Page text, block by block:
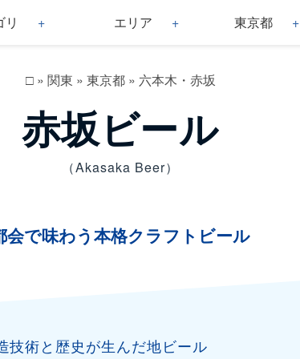
リ エリア 東京都
□» 関東 » 東京都» 六本木・赤坂
赤坂ビール
（Akasaka Beer）
会で味わう本格クラフトビール
技術と歴史が生んだ地ビール